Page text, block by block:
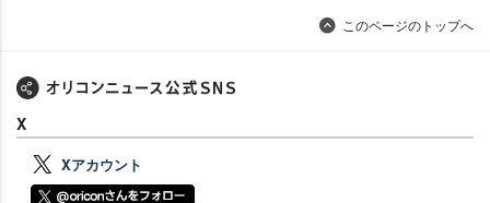
このページのトップへ
X
Xアカウント